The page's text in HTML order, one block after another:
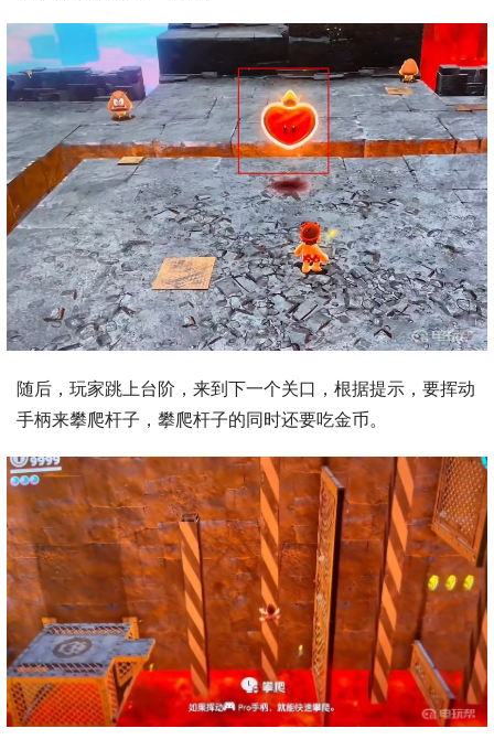
随后，玩家跳上台阶，来到下一个关口，根据提示，要挥动
手柄来攀爬杆子，攀爬杆子的同时还要吃金币。